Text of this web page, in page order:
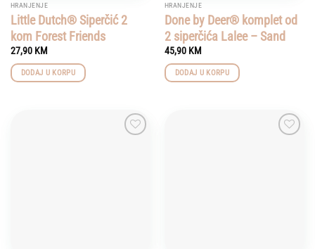
HRANJENJE
Little Dutch® Siperčić 2
kom Forest Friends
27,90 KM
DODAJ U KORPU
HRANJENJE
Done by Deer® komplet od
2 siperčića Lalee – Sand
45,90 KM
DODAJ U KORPU